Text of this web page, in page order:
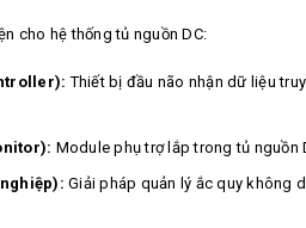
cho hệ thống tủ nguồn DC:
Thiết bị đầu não nhận dữ liệu
Module phụ trợ lắp trong tủ nguồn
Giải pháp quản lý ắc quy không